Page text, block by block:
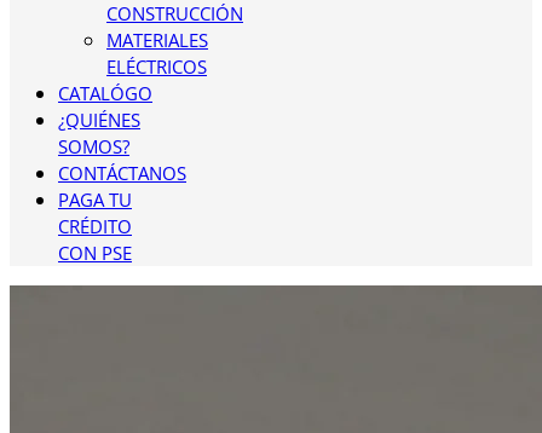
CONSTRUCCIÓN
MATERIALES
ELÉCTRICOS
CATALÓGO
¿QUIÉNES
SOMOS?
CONTÁCTANOS
PAGA TU
CRÉDITO
CON PSE